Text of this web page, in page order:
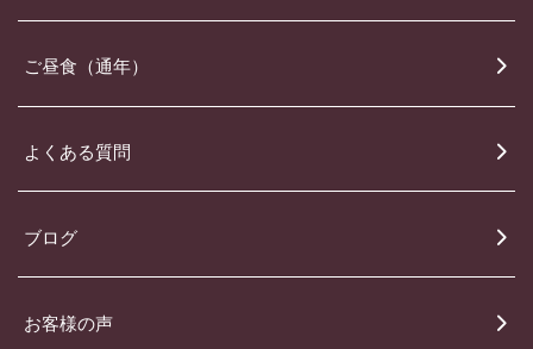
ご昼食（通年）
よくある質問
ブログ
お客様の声